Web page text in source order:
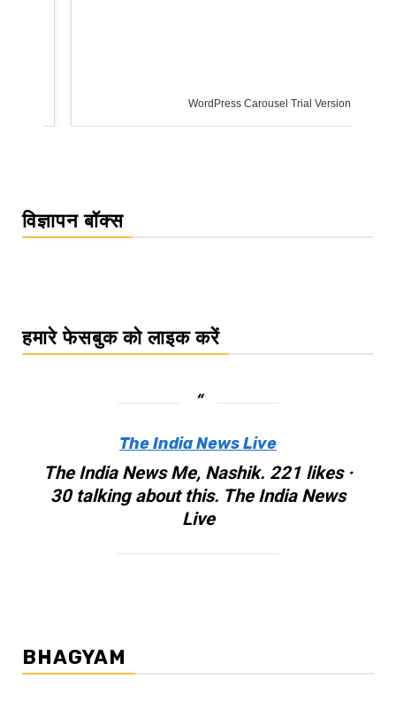
WordPress Carousel Trial Version
विज्ञापन बॉक्स
हमारे फेसबुक को लाइक करें
The India News Live
The India News Me, Nashik. 221 likes ·
30 talking about this. The India News
Live
BHAGYAM